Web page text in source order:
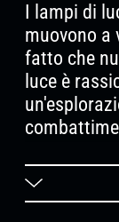
I lampi di
muovono a
fatto che
luce è
finale, che